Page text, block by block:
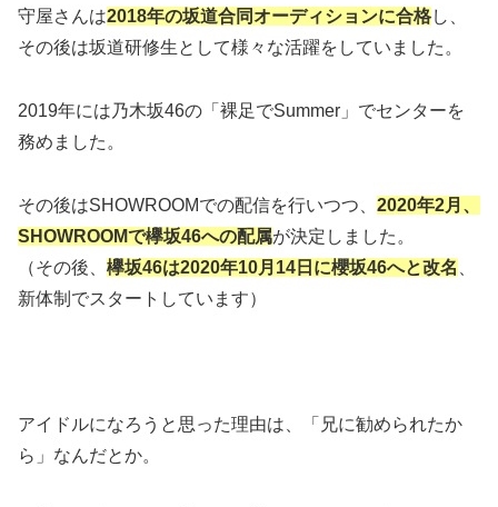
守屋さんは2018年の坂道合同オーディションに合格し、
その後は坂道研修生として様々な活躍をしていました。
2019年には乃木坂46の「裸足でSummer」でセンターを
務めました。
その後はSHOWROOMでの配信を行いつつ、 2020年2月、
SHOWROOMで欅坂46への配属が決定しました。
（その後、 欅坂46は2020年10月14日に櫻坂46へと改名
新体制でスタートしています）
アイドルになろうと思った理由は、「兄に勧められたか
ら」なんだとか。